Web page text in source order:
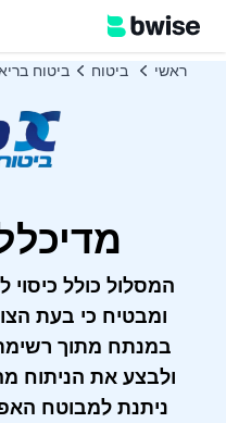
ראשי ביטוח ביטוח
המסלול כולל
ומבטיח כי בעת
במנתח מתוך
ולבצע את הניתוח
ניתנת למבוטח